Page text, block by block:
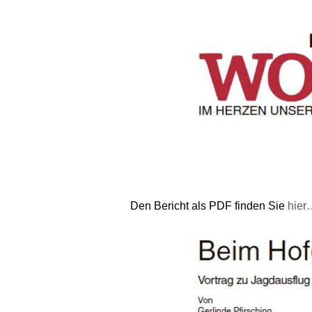
Den Bericht als PDF finden Sie